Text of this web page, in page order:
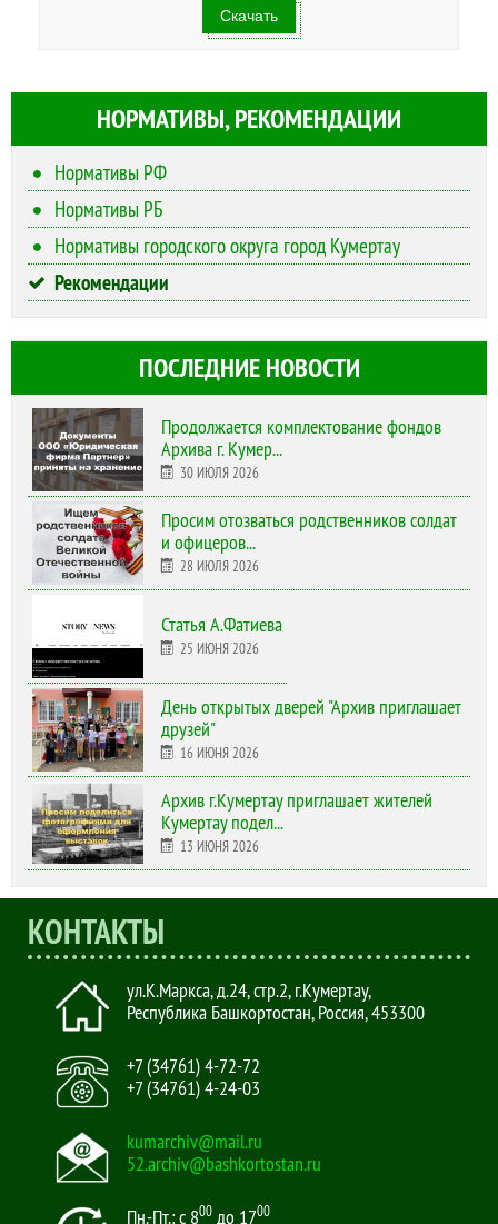
Скачать
НОРМАТИВЫ, РЕКОМЕНДАЦИИ
Нормативы РФ
Нормативы РБ
Нормативы городского округа город Кумертау
Рекомендации
ПОСЛЕДНИЕ НОВОСТИ
Продолжается комплектование фондов
Архива г. Кумер...
30 ИЮЛЯ 2026
Просим отозваться родственников солдат
и офицеров...
28 ИЮЛЯ 2026
Статья А.Фатиева
25 ИЮНЯ 2026
День открытых дверей "Архив приглашает
друзей"
16 ИЮНЯ 2026
Архив г.Кумертау приглашает жителей
Кумертау подел...
13 ИЮНЯ 2026
КОНТАКТЫ
ул.К.Маркса, д.24, стр.2,г.Кумертау,
Республика Башкортостан, Россия,453300
+7 (34761) 4-72-72
+7 (34761) 4-24-03
kumarchiv@mail.ru
52.archiv@bashkortostan.ru
Пн.-Пт.: с 800 до 1700